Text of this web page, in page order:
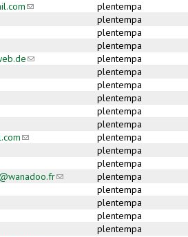
(link sends e-mail)plentempa
plentempa
plentempa
plentempa
(link sends e-mail)plentempa
plentempa
plentempa
plentempa
plentempa
plentempa
(link sends e-mail)
plentempa
plentempa
plentempa
(link sends e-mail)
plentempa
plentempa
plentempa
plentempa
plentempa